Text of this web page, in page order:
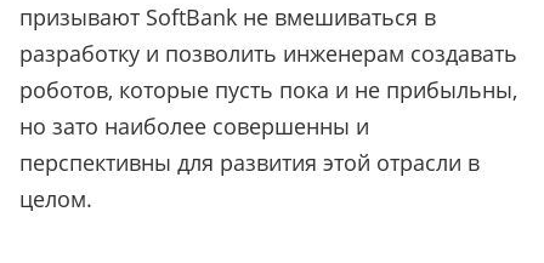
призывают SoftBank не вмешиваться в
разработку и позволить инженерам создавать
роботов, которые пусть пока и не прибыльны,
но зато наиболее совершенны и
перспективны для развития этой отрасли в
целом.